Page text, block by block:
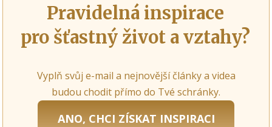
Pravidelná inspirace
pro šťastný život a vztahy?
Vyplň svůj e-mail a nejnovější články a videa
budou chodit přímo do Tvé schránky.
ANO, CHCI ZÍSKAT INSPIRACI